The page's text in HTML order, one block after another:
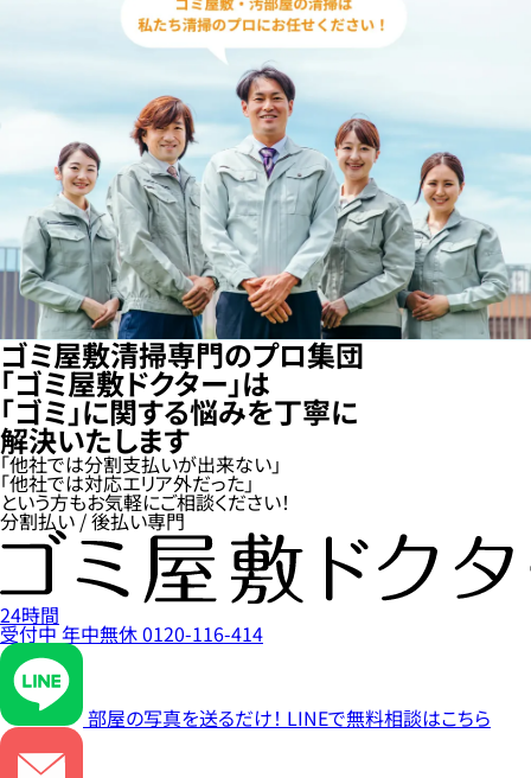
ゴミ屋敷清掃専門のプロ集団
「ゴミ屋敷ドクター」は
「ゴミ」に関する悩みを丁寧に
解決いたします
「他社では分割支払いが出来ない」
「他社では対応エリア外だった」
という方もお気軽にご相談ください！
分割払い / 後払い専門
24時間
受付中年中無休0120-116-414
部屋の写真を送るだけ！ LINEで無料相談はこちら